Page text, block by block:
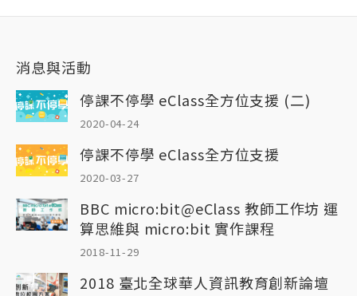
消息與活動
停課不停學 eClass全方位支援 (二)
2020-04-24
停課不停學 eClass全方位支援
2020-03-27
BBC micro:bit@eClass 教師工作坊 運
算思維與 micro:bit 實作課程
2018-11-29
2018 臺北全球華人資訊教育創新論壇